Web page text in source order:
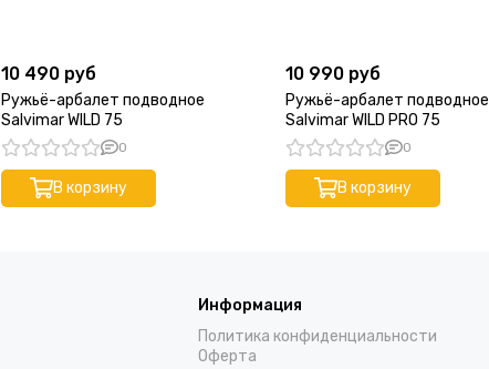
10 490 руб
Ружьё-арбалет подводное
Salvimar WILD 75
0
В корзину
10 990 руб
Ружьё-арбалет подводное
Salvimar WILD PRO 75
0
В корзину
Информация
Политика конфиденциальности
Оферта